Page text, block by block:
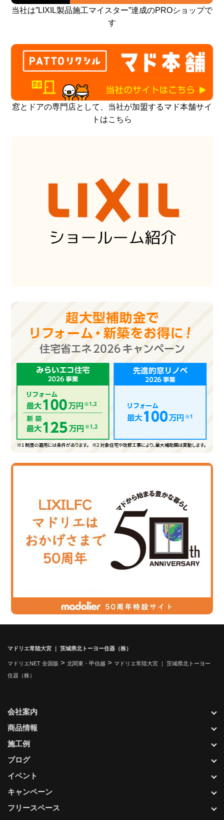
当社は”LIXIL製品施工マイスター”達成のPROショップで
す
窓とドアの専門店として、当社が加盟するマド本舗サイ
トはこちら
マドリエ常陸大宮 ｜ 茨城県北トーヨー住器（株）
マドリエNET 全国版 > 北関東・甲信越 > マドリエ常陸大宮 ｜ 茨城県北トーヨー
住器（株）
会社案内
商品情報
施工例
ブログ
イベント
キャンペーン
フリースペース